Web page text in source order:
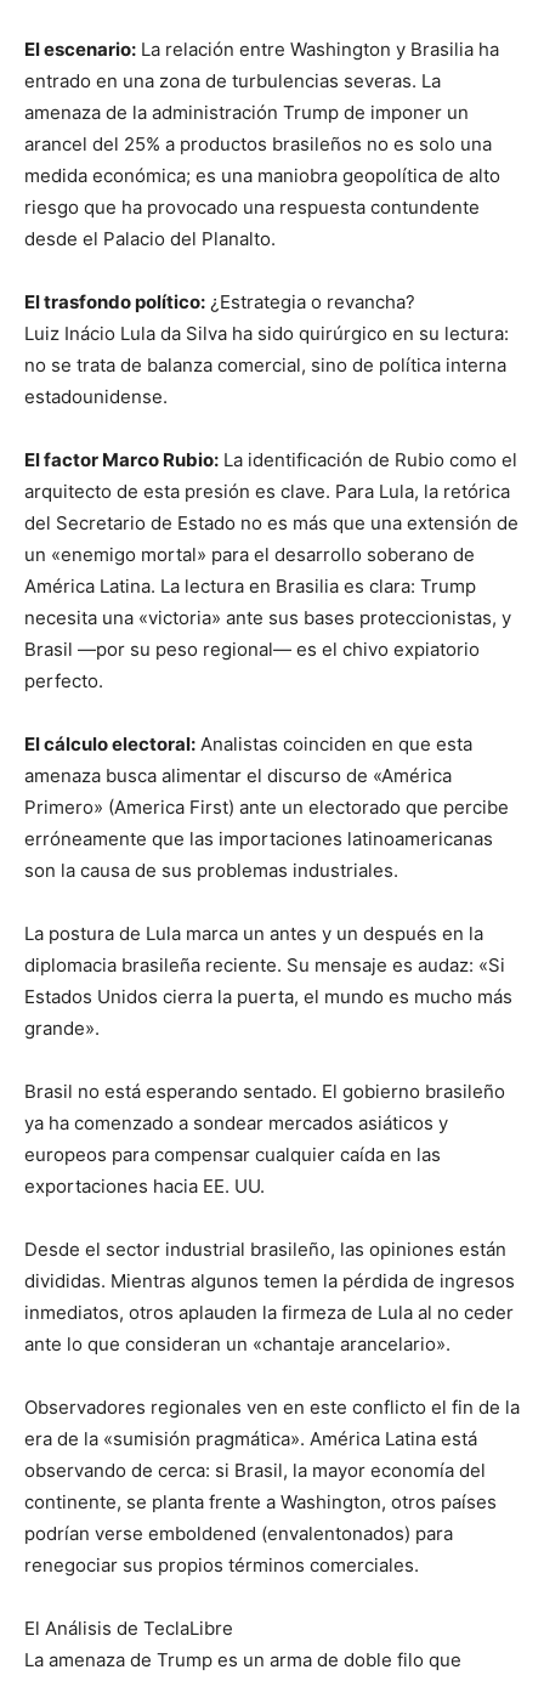
El escenario: La relación entre Washington y Brasilia ha
entrado en una zona de turbulencias severas. La
amenaza de la administración Trump de imponer un
arancel del 25% a productos brasileños no es solo una
medida económica; es una maniobra geopolítica de alto
riesgo que ha provocado una respuesta contundente
desde el Palacio del Planalto.
El trasfondo político: ¿Estrategia o revancha?
Luiz Inácio Lula da Silva ha sido quirúrgico en su lectura:
no se trata de balanza comercial, sino de política interna
estadounidense.
El factor Marco Rubio: La identificación de Rubio como el
arquitecto de esta presión es clave. Para Lula, la retórica
del Secretario de Estado no es más que una extensión de
un «enemigo mortal» para el desarrollo soberano de
América Latina. La lectura en Brasilia es clara: Trump
necesita una «victoria» ante sus bases proteccionistas, y
Brasil —por su peso regional— es el chivo expiatorio
perfecto.
El cálculo electoral: Analistas coinciden en que esta
amenaza busca alimentar el discurso de «América
Primero» (America First) ante un electorado que percibe
erróneamente que las importaciones latinoamericanas
son la causa de sus problemas industriales.
La postura de Lula marca un antes y un después en la
diplomacia brasileña reciente. Su mensaje es audaz: «Si
Estados Unidos cierra la puerta, el mundo es mucho más
grande».
Brasil no está esperando sentado. El gobierno brasileño
ya ha comenzado a sondear mercados asiáticos y
europeos para compensar cualquier caída en las
exportaciones hacia EE. UU.
Desde el sector industrial brasileño, las opiniones están
divididas. Mientras algunos temen la pérdida de ingresos
inmediatos, otros aplauden la firmeza de Lula al no ceder
ante lo que consideran un «chantaje arancelario».
Observadores regionales ven en este conflicto el fin de la
era de la «sumisión pragmática». América Latina está
observando de cerca: si Brasil, la mayor economía del
continente, se planta frente a Washington, otros países
podrían verse emboldened (envalentonados) para
renegociar sus propios términos comerciales.
El Análisis de TeclaLibre
La amenaza de Trump es un arma de doble filo que